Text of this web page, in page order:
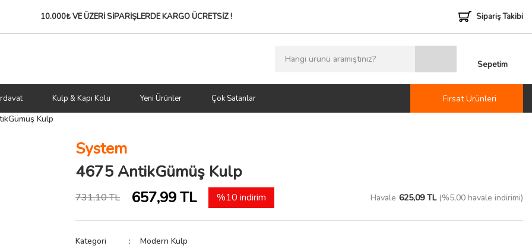
10.000₺ VE ÜZERİ SİPARİŞLERDEKARGO ÜCRETSİZ ! Sipariş Takibi
Sepetim
Kulp & Kapı Kolu Yeni Ürünler Çok Satanlar
Fırsat Ürünleri
Kulp
System
4675 AntikGümüş Kulp
731,10 TL 657,99 TL %10 indirim Havale 625,09 TL(%5,00 havale indirimi)
Kategori
Modern Kulp